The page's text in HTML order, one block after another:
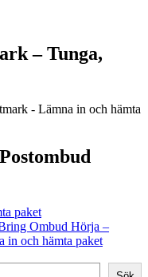
– Tunga,
paket
Ombud Hörja –
in och hämta paket